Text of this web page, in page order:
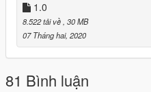
7.Fix some materials
1.0
8.522 tải về , 30 MB
07 Tháng hai, 2020
81 Bình luận